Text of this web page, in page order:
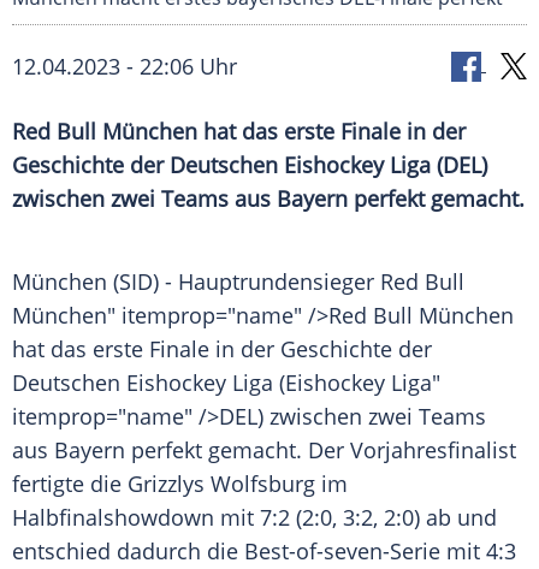
12.04.2023 - 22:06 Uhr
Red Bull München hat das erste Finale in der
Geschichte der Deutschen Eishockey Liga (DEL)
zwischen zwei Teams aus Bayern perfekt gemacht.
München (SID) - Hauptrundensieger Red Bull
München" itemprop="name" />Red Bull München
hat das erste Finale in der Geschichte der
Deutschen Eishockey Liga (Eishockey Liga"
itemprop="name" />DEL) zwischen zwei Teams
aus Bayern perfekt gemacht. Der Vorjahresfinalist
fertigte die Grizzlys Wolfsburg im
Halbfinalshowdown mit 7:2 (2:0, 3:2, 2:0) ab und
entschied dadurch die Best-of-seven-Serie mit 4:3